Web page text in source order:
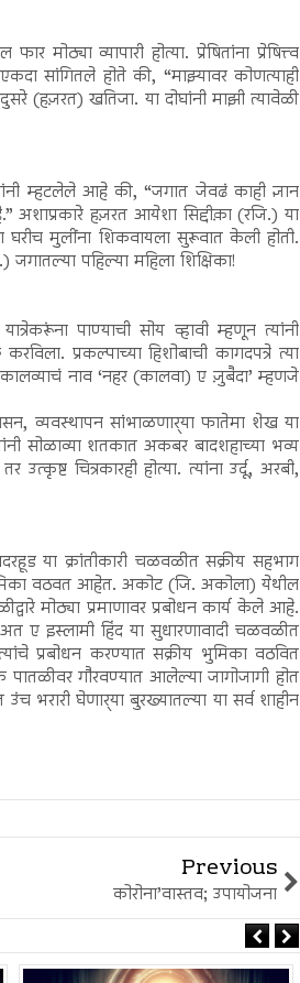
व्यापारी होत्या. प्रेषितांना प्रेषित्त्व
एकदा सांगितले होते की, “माझ्यावर कोणत्याही
(हज़रत) खतिजा. या दोघांनी माझी त्यावेळी
म्हटलेले आहे की, “जगात जेवढं काही ज्ञान
हज़रत आयेशा सिद्दीक़ा (रजि.) या
घरीच मुलींना शिकवायला सुरूवात केली होती.
पहिल्या महिला शिक्षिका!
पाण्याची सोय व्हावी म्हणून त्यांनी
प्रकल्पाच्या हिशोबाची कागदपत्रे त्या
नाव ‘नहर (कालवा) ए ज़ुबैदा’ म्हणजे
व्यवस्थापन सांभाळणार्‍या फातेमा शेख या
सोळाव्या शतकात अकबर बादशहाच्या भव्य
चित्रकारही होत्या. त्यांना उर्दू, अरबी,
या क्रांतीकारी चळवळीत सक्रीय सहभाग
वठवत आहेत. अकोट (जि. अकोला) येथील
मोठ्या प्रमाणावर प्रबोधन कार्य केले आहे.
ए इस्लामी हिंद या सुधारणावादी चळवळीत
प्रबोधन करण्यात सक्रीय भुमिका वठवित
गौरवण्यात आलेल्या जागोजागी होत
भरारी घेणार्‍या बुरख्यातल्या या सर्व शाहीन
Previous
कोरोना’वास्तव; उपायोजना